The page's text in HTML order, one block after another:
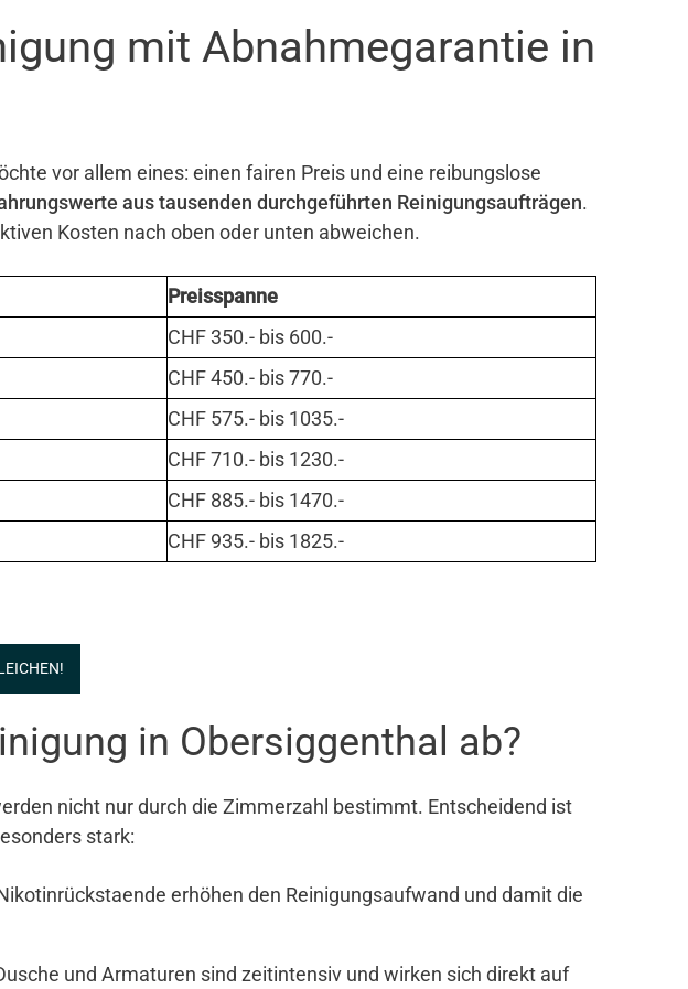
mit Abnahmegarantie in
vor allem eines: einen fairen Preis und eine reibungslose
aus tausenden durchgeführten Reinigungsaufträgen.
Kosten nach oben oder unten abweichen.
Preisspanne
CHF 350.- bis 600.-
CHF 450.- bis 770.-
CHF 575.- bis 1035.-
CHF 710.- bis 1230.-
CHF 885.- bis 1470.-
CHF 935.- bis 1825.-
in Obersiggenthal ab?
nicht nur durch die Zimmerzahl bestimmt. Entscheidend ist
stark:
erhöhen den Reinigungsaufwand und damit die
und Armaturen sind zeitintensiv und wirken sich direkt auf